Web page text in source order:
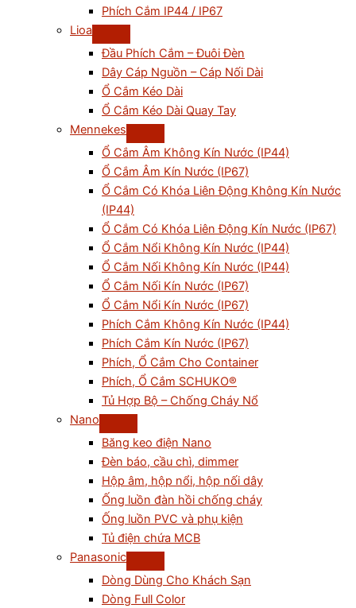
Phích Cắm IP44 / IP67
Lioa
Đầu Phích Cắm – Đuôi Đèn
Dây Cáp Nguồn – Cáp Nối Dài
Ổ Cắm Kéo Dài
Ổ Cắm Kéo Dài Quay Tay
Mennekes
Ổ Cắm Âm Không Kín Nước (IP44)
Ổ Cắm Âm Kín Nước (IP67)
Ổ Cắm Có Khóa Liên Động Không Kín Nước
(IP44)
Ổ Cắm Có Khóa Liên Động Kín Nước (IP67)
Ổ Cắm Nổi Không Kín Nước (IP44)
Ổ Cắm Nối Không Kín Nước (IP44)
Ổ Cắm Nối Kín Nước (IP67)
Ổ Cắm Nổi Kín Nước (IP67)
Phích Cắm Không Kín Nước (IP44)
Phích Cắm Kín Nước (IP67)
Phích, Ổ Cắm Cho Container
Phích, Ổ Cắm SCHUKO®
Tủ Hợp Bộ – Chống Cháy Nổ
Nano
Băng keo điện Nano
Đèn báo, cầu chì, dimmer
Hộp âm, hộp nổi, hộp nối dây
Ống luồn đàn hồi chống cháy
Ống luồn PVC và phụ kiện
Tủ điện chứa MCB
Panasonic
Dòng Dùng Cho Khách Sạn
Dòng Full Color